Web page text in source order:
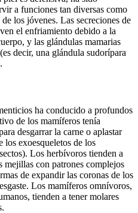
a funciones tan diversas como
los jóvenes. Las secreciones de
el enfriamiento debido a la
y las glándulas mamarias
decir, una glándula sudorípara
ha conducido a profundos
de los mamíferos tenía
desgarrar la carne o aplastar
exoesqueletos de los
Los herbívoros tienden a
mejillas con patrones complejos
de expandir las coronas de los
Los mamíferos omnívoros,
tienden a tener molares